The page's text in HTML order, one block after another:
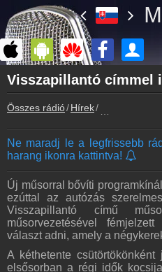
Főoldal
myonlineradio.hu
Bejelentkezés
Kapcsolat
Írj nekünk!
Partnerek
Rádiós partnerek
Rádió beágyazás
Ágyazd be weboldaladba
Online rádió készítés
Készítés lépésről lépésre
Összes rádió Hírek
Ne maradj le a legfrissebb
harang ikonra kattintva!
Új műsorral bővíti
ezúttal az autózás
Visszapillantó című
műsorvezetésével
választ adni, amely a
A kéthetente
elsősorban a régi idők